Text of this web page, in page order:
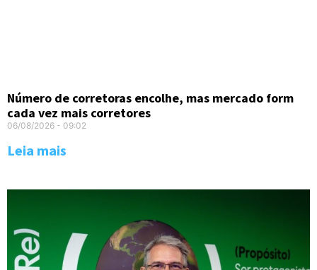
Número de corretoras encolhe, mas mercado form
cada vez mais corretores
06/08/2026 09:02
Leia mais